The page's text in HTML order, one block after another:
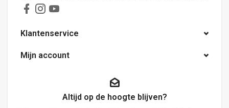
Klantenservice
Mijn account
Altijd op de hoogte blijven?